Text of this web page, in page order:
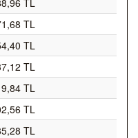
TL
TL
TL
TL
TL
TL
TL